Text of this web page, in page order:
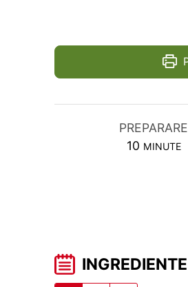
PREPARARE
10MINUTES
MINUTE
INGREDIENTE